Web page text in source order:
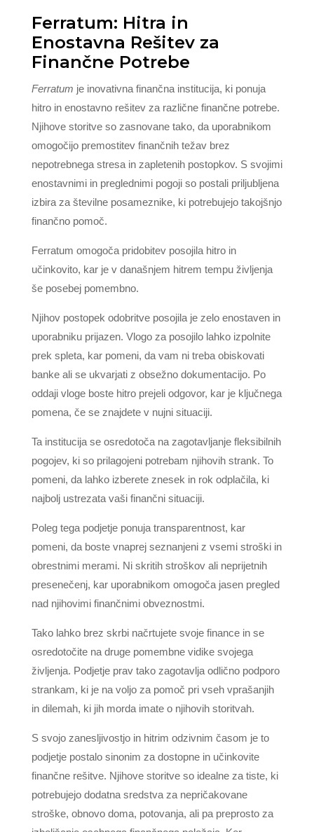
Ferratum: Hitra in
Enostavna Rešitev za
Finančne Potrebe
Ferratum je inovativna finančna institucija, ki ponuja
hitro in enostavno rešitev za različne finančne potrebe.
Njihove storitve so zasnovane tako, da uporabnikom
omogočijo premostitev finančnih težav brez
nepotrebnega stresa in zapletenih postopkov. S svojimi
enostavnimi in preglednimi pogoji so postali priljubljena
izbira za številne posameznike, ki potrebujejo takojšnjo
finančno pomoč.
Ferratum omogoča pridobitev posojila hitro in
učinkovito, kar je v današnjem hitrem tempu življenja
še posebej pomembno.
Njihov postopek odobritve posojila je zelo enostaven in
uporabniku prijazen. Vlogo za posojilo lahko izpolnite
prek spleta, kar pomeni, da vam ni treba obiskovati
banke ali se ukvarjati z obsežno dokumentacijo. Po
oddaji vloge boste hitro prejeli odgovor, kar je ključnega
pomena, če se znajdete v nujni situaciji.
Ta institucija se osredotoča na zagotavljanje fleksibilnih
pogojev, ki so prilagojeni potrebam njihovih strank. To
pomeni, da lahko izberete znesek in rok odplačila, ki
najbolj ustrezata vaši finančni situaciji.
Poleg tega podjetje ponuja transparentnost, kar
pomeni, da boste vnaprej seznanjeni z vsemi stroški in
obrestnimi merami. Ni skritih stroškov ali neprijetnih
presenečenj, kar uporabnikom omogoča jasen pregled
nad njihovimi finančnimi obveznostmi.
Tako lahko brez skrbi načrtujete svoje finance in se
osredotočite na druge pomembne vidike svojega
življenja. Podjetje prav tako zagotavlja odlično podporo
strankam, ki je na voljo za pomoč pri vseh vprašanjih
in dilemah, ki jih morda imate o njihovih storitvah.
S svojo zanesljivostjo in hitrim odzivnim časom je to
podjetje postalo sinonim za dostopne in učinkovite
finančne rešitve. Njihove storitve so idealne za tiste, ki
potrebujejo dodatna sredstva za nepričakovane
stroške, obnovo doma, potovanja, ali pa preprosto za